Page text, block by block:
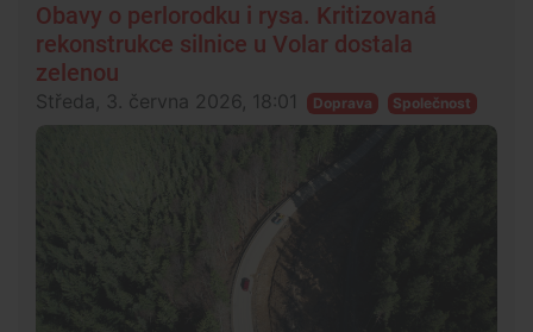
Obavy o perlorodku i rysa. Kritizovaná
rekonstrukce silnice u Volar dostala
zelenou
Středa, 3. června 2026, 18:01 Doprava Společnost